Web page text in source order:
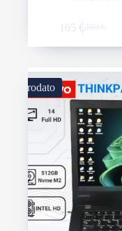
165 €
Prodato